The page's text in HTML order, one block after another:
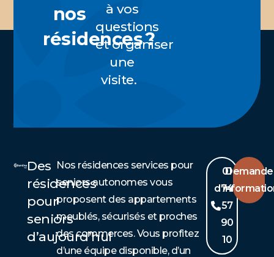
nos
résidences ?
à vos
questions
etorganiser
une
visite.
Des
résidences
pour
seniors
d’aujourd’hui
Nos résidences services pour
seniors autonomes vous
proposent des appartements
meublés, sécurisés et proches
des commerces. Vous profitez
d’une équipe disponible, d’un
01
74
57
90
10
Demande